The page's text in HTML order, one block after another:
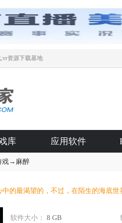
资源下载基地
库 应用软件
戏→ 麻醉
中的最渴望的，不过，在陌生的海底
软件大小： 8 GB